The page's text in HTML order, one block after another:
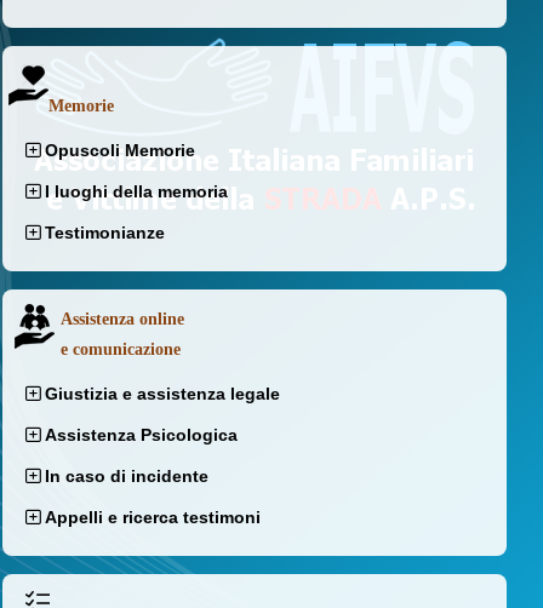
Memorie
Opuscoli Memorie
I luoghi della memoria
Testimonianze
Assistenza online
e comunicazione
Giustizia e assistenza legale
Assistenza Psicologica
In caso di incidente
Appelli e ricerca testimoni